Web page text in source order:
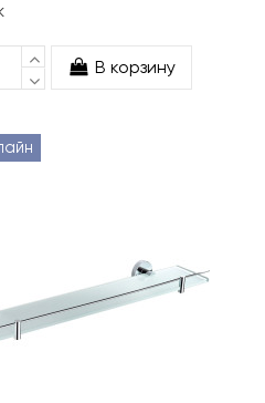
В корзину